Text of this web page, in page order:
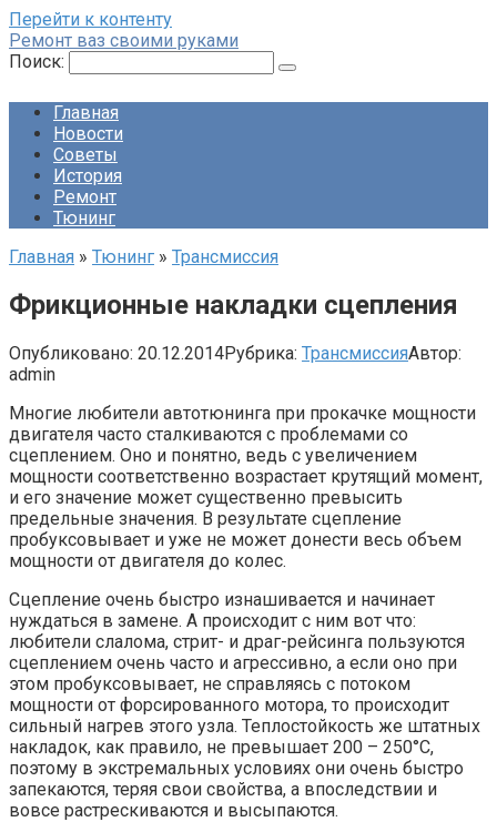
Перейти к контенту
Ремонт ваз своими руками
Поиск:
Главная
Новости
Советы
История
Ремонт
Тюнинг
Главная » Тюнинг » Трансмиссия
Фрикционные накладки сцепления
Опубликовано: 20.12.2014Рубрика: ТрансмиссияАвтор:
admin
Многие любители автотюнинга при прокачке мощности
двигателя часто сталкиваются с проблемами со
сцеплением. Оно и понятно, ведь с увеличением
мощности соответственно возрастает крутящий момент,
и его значение может существенно превысить
предельные значения. В результате сцепление
пробуксовывает и уже не может донести весь объем
мощности от двигателя до колес.
Сцепление очень быстро изнашивается и начинает
нуждаться в замене. А происходит с ним вот что:
любители слалома, стрит- и драг-рейсинга пользуются
сцеплением очень часто и агрессивно, а если оно при
этом пробуксовывает, не справляясь с потоком
мощности от форсированного мотора, то происходит
сильный нагрев этого узла. Теплостойкость же штатных
накладок, как правило, не превышает 200 – 250°С,
поэтому в экстремальных условиях они очень быстро
запекаются, теряя свои свойства, а впоследствии и
вовсе растрескиваются и высыпаются.